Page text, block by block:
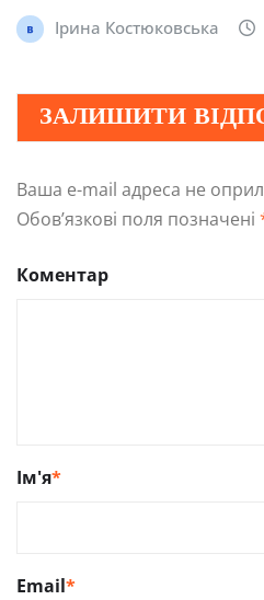
Ірина Костюковська
ЗАЛИШИТИ
Ваша e-mail адреса не
Обов’язкові поля позначені
Коментар
Ім'я*
Email*